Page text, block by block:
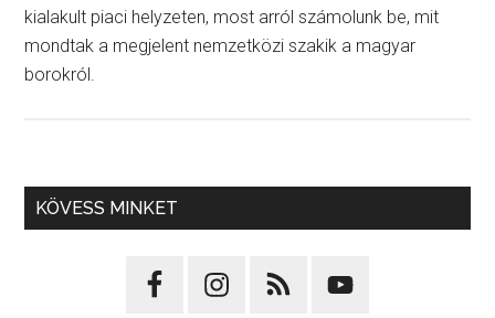
kialakult piaci helyzeten, most arról számolunk be, mit
mondtak a megjelent nemzetközi szakik a magyar
borokról.
KÖVESS MINKET